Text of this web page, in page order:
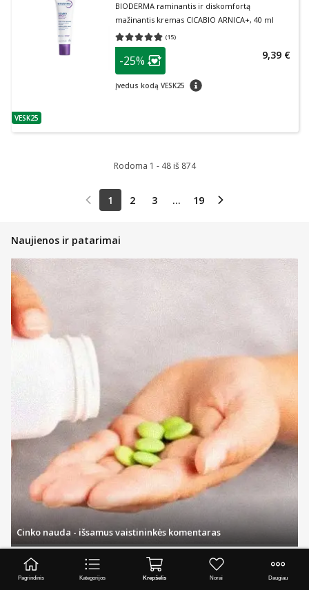
patarimas
VESK25
BIODERMA raminantis ir diskomfortą
mažinantis kremas CICABIO ARNICA+, 40 ml
(15)
Vidutinis įvertinimas 4.80
patarimas
Lojalumo klubo narių nuolaida
-25%
Įvedus kodą VESK25 patarimas
9,39 €
Rodoma 1 - 48 iš 874
1 2 3 ... 19
Naujienos ir patarimai
Visi straipsniai
Cinko nauda - išsamus vaistininkės komentaras
Pagrindinis Kategorijos Krepšelis Norai Daugiau